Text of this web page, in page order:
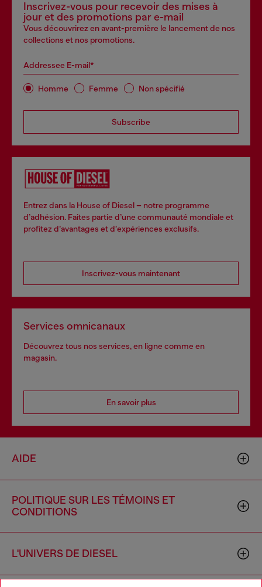
Inscrivez-vous pour recevoir des mises à
jour et des promotions par e-mail
Vous découvrirez en avant-première le lancement de nos
collections et nos promotions.
Addressee E-mail*
Homme Femme Non spécifié
Subscribe
Entrez dans la House of Diesel – notre programme
d’adhésion. Faites partie d’une communauté mondiale et
profitez d’avantages et d’expériences exclusifs.
Inscrivez-vous maintenant
Services omnicanaux
Découvrez tous nos services, en ligne comme en
magasin.
En savoir plus
AIDE
POLITIQUE SUR LES TÉMOINS ET
CONDITIONS
L'UNIVERS DE DIESEL